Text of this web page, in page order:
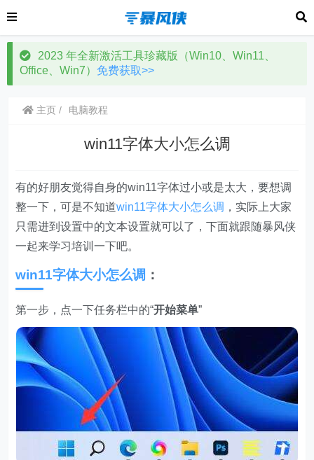
2023 年全新激活工具珍藏版（Win10、Win11、
Office、Win7） 免费获取>>
主页 电脑教程
win11字体大小怎么调
有的好朋友觉得自身的win11字体过小或是太大，要想调
整一下，可是不知道win11字体大小怎么调 ，实际上大家
只需进到设置中的文本设置就可以了，下面就跟随暴风侠
一起来学习培训一下吧。
win11字体大小怎么调 ：
第一步，点一下任务栏中的“开始菜单”